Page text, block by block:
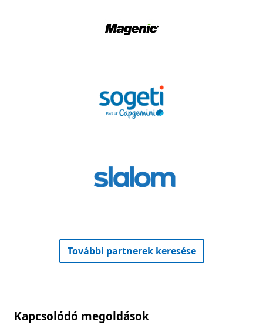
Partner keresése
További partnerek keresése
Kapcsolódó megoldások